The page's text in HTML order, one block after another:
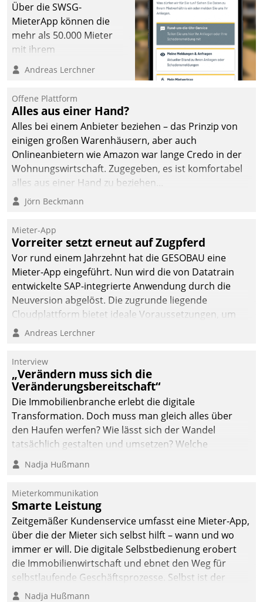
Über die SWSG-
MieterApp können die
mehr als 50.000 Mieter
mit ihrem
Wohnungsunternehmen
kommunizieren, auf dem
einsehen und ändern
oder
Schadensmeldungen
abgeben – rund um die
Uhr.
Andreas Lerchner
Offene Plattform
Alles aus einer Hand?
Alles bei einem Anbieter beziehen – das Prinzip von
einigen großen Warenhäusern, aber auch
Onlineanbietern wie Amazon war lange Credo in der
Wohnungswirtschaft. Zugegeben, es ist komfortabel
alles aus einer Hand zu beziehen...
Jörn Beckmann
Mieter-App
Vorreiter setzt erneut auf Zugpferd
Vor rund einem Jahrzehnt hat die GESOBAU eine
Mieter-App eingeführt. Nun wird die von Datatrain
entwickelte SAP-integrierte Anwendung durch die
Neuversion abgelöst. Die zugrunde liegende
Cloudplattform bietet ideale Voraussetzungen, um
die Funktionalität der App zu erweitern und weitere
integrieren.
Andreas Lerchner
Interview
„Verändern muss sich die
Veränderungsbereitschaft“
Die Immobilienbranche erlebt die digitale
Transformation. Doch muss man gleich alles über
den Haufen werfen? Wie lässt sich der Wandel
tatsächlich gestalten und umsetzen? Welche
Argumente zählen wirklich?
Nadja Hußmann
Mieterkommunikation
Smarte Leistung
Zeitgemäßer Kundenservice umfasst eine Mieter-App,
über die der Mieter sich selbst hilft – wann und wo
immer er will. Die digitale Selbstbedienung erobert
die Immobilienwirtschaft und ebnet den Weg für
selbstlaufende Geschäftsprozesse. Selbst ist der
Kunde und smart der Serviceanbieter.
Nadja Hußmann